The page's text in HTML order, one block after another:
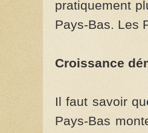
pratiquement
Pays-Bas. Les
Croissance
Il faut savoir
Pays-Bas